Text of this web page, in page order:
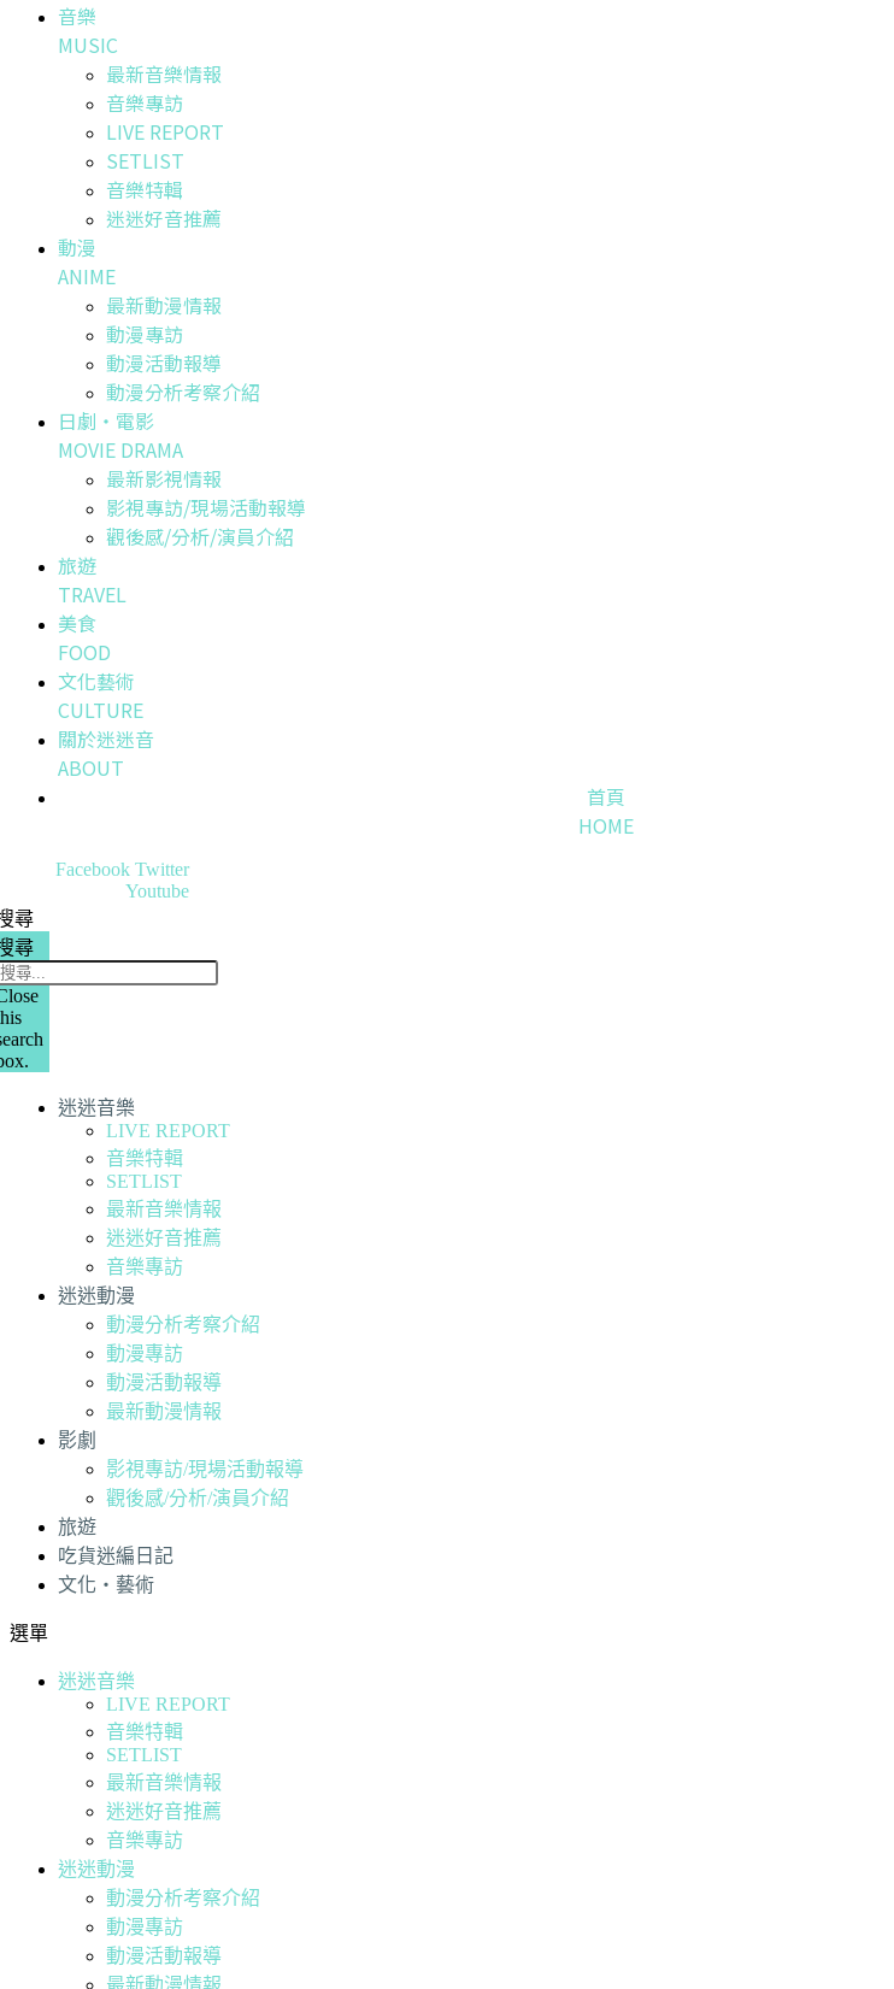
音樂
MUSIC
最新音樂情報
音樂專訪
LIVE REPORT
SETLIST
音樂特輯
迷迷好音推薦
動漫
ANIME
最新動漫情報
動漫專訪
動漫活動報導
動漫分析考察介紹
日劇・電影
MOVIE DRAMA
最新影視情報
影視專訪/現場活動報導
觀後感/分析/演員介紹
旅遊
TRAVEL
美食
FOOD
文化藝術
CULTURE
關於迷迷音
ABOUT
首頁
HOME
Facebook Twitter
Youtube
尋
尋
迷迷音樂
LIVE REPORT
音樂特輯
SETLIST
最新音樂情報
迷迷好音推薦
音樂專訪
迷迷動漫
動漫分析考察介紹
動漫專訪
動漫活動報導
最新動漫情報
影劇
影視專訪/現場活動報導
觀後感/分析/演員介紹
旅遊
吃貨迷編日記
文化・藝術
選單
迷迷音樂
LIVE REPORT
音樂特輯
SETLIST
最新音樂情報
迷迷好音推薦
音樂專訪
迷迷動漫
動漫分析考察介紹
動漫專訪
動漫活動報導
最新動漫情報